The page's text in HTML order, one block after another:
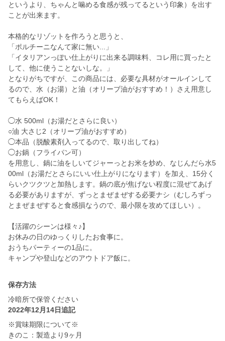
というより、ちゃんと噛める食感が残ってるという印象）を出す
ことが出来ます。
本格的なリゾットを作ろうと思うと、
「ポルチーニなんて家に無い...」
「イタリアンっぽい仕上がりに出来る調味料、コレ用に買ったと
して、他に使うことないしな。」
となりがちですが、この商品には、必要な具材がオールインして
るので、水（お湯）と油（オリーブ油がおすすめ！）さえ用意し
てもらえばOK！
◯水 500ml（お湯だとさらに良い）
○油 大さじ2（オリーブ油がおすすめ）
◯本品（脱酸素剤入ってるので、取り出してね）
◯お鍋（フライパン可）
を用意し、鍋に油をしいてジャーっとお米を炒め、なじんだら水5
00ml（お湯だとさらにいい仕上がりになります）を加え、15分く
らいクツクツと加熱します。鍋の底が焦げない程度に混ぜてあげ
る必要がありますが、ずっとまぜまぜする必要ナシ（むしろずっ
とまぜまぜすると食感損なうので、最小限を攻めてほしい）。
【活躍のシーンは様々♪】
お休みの日のゆっくりしたお食事に。
おうちパーティーの1品に。
保存方法
冷暗所で保管ください
2022年12月14日追記
※賞味期限について※
きのこ：製造より9ヶ月